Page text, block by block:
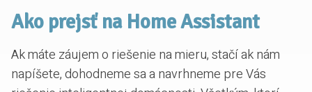
Ako prejsť na Home Assistant
Ak máte záujem o riešenie na mieru, stačí ak nám
napíšete, dohodneme sa a navrhneme pre Vás